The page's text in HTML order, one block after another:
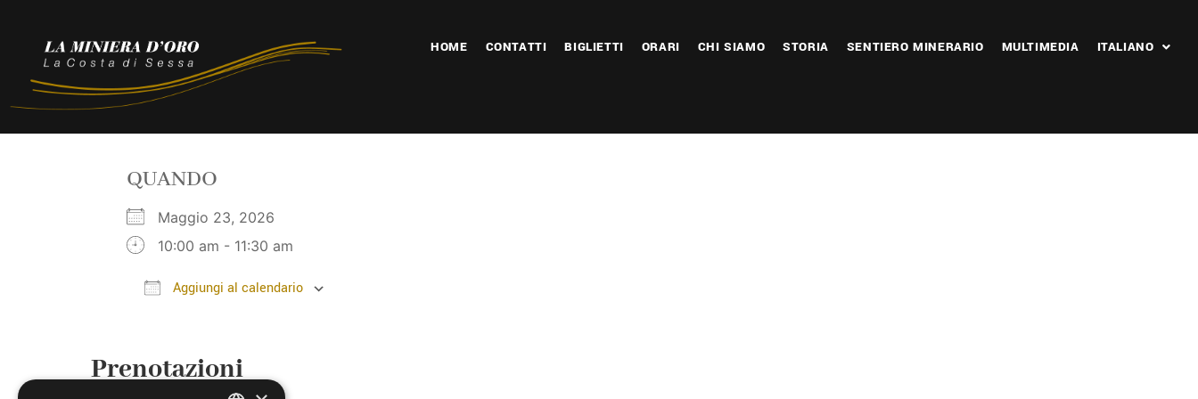
HOME CONTATTI BIGLIETTI ORARI CHI SIAMO STORIA SENTIERO MINERARIO MULTIMEDIA ITALIANO
QUANDO
Maggio 23, 2026
10:00 am - 11:30 am
Aggiungi al calendario
Prenotazioni